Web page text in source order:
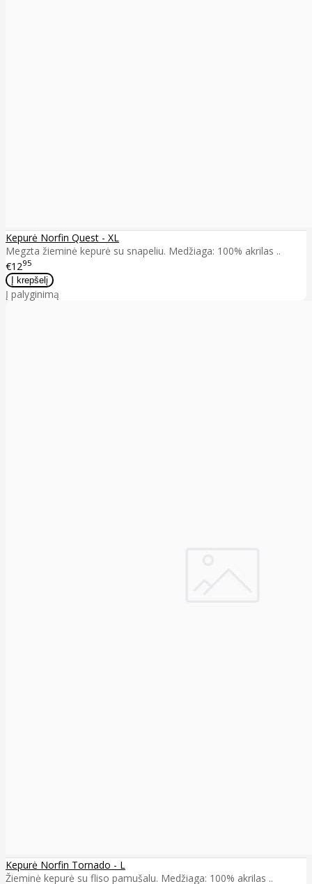
Kepurė Norfin Quest - XL
Megzta žieminė kepurė su snapeliu. Medžiaga: 100% akrilas ..
€1295
Į palyginimą
Kepurė Norfin Tornado - L
Žieminė kepurė su fliso pamušalu. Medžiaga: 100% akrilas ..